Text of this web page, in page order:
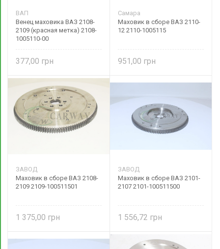
ВАП
Венец маховика ВАЗ 2108-
2109 (красная метка) 2108-
1005110-00
377,00
Самара
Маховик в сборе ВАЗ 2110-
12 2110-1005115
951,00
ЗАВОД
Маховик в сборе ВАЗ 2108-
2109 2109-100511501
1 375,00
ЗАВОД
Маховик в сборе ВАЗ 2101-
2107 2101-100511500
1 556,72